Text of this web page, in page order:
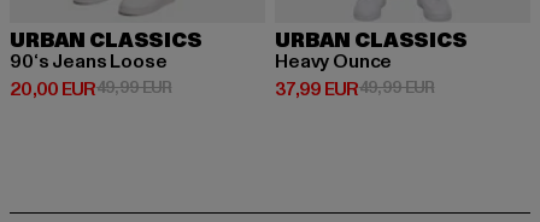
URBAN CLASSICS
90‘s Jeans Loose
20,00 EUR
Derzeitiger Preis: 20,00 EUR
49,99 EURAktionspreis: 49,99 EUR
URBAN CLASSICS
Heavy Ounce
37,99 EUR
Derzeitiger Preis: 37,99 EUR
49,99 EURAktionspreis: